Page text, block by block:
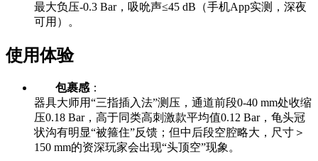
最大负压-0.3 Bar，吸吮声≤45 dB（手机App实测，深夜
可用）。
使用体验
包裹感 ：
器具大师用“三指插入法”测压，通道前段0-40 mm处收缩
压0.18 Bar，高于同类高刺激款平均值0.12 Bar，龟头冠
状沟有明显“被箍住”反馈；但中后段空腔略大，尺寸＞
150 mm的资深玩家会出现“头顶空”现象。